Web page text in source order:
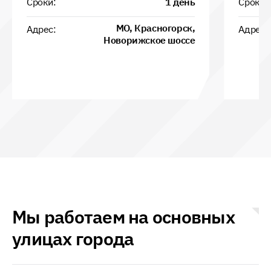
Адрес:
МО, Красногорск,
Новорижское шоссе
Адрес:
Мы работаем на основных
улицах города